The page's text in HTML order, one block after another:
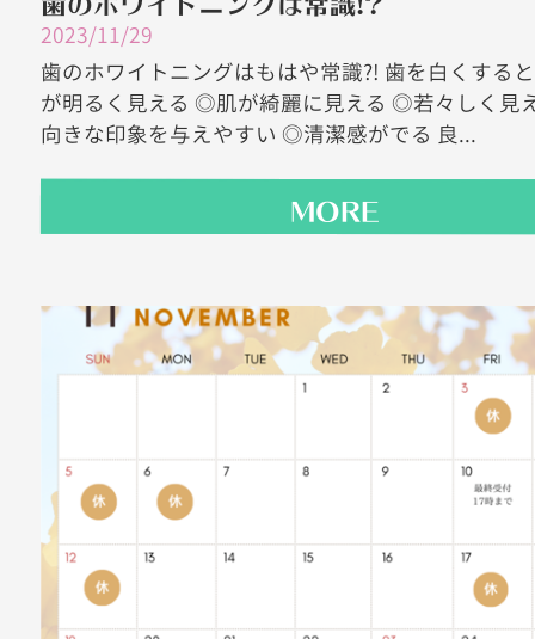
2023/11/29
歯のホワイトニングはもはや常識?! 歯を白くす
が明るく見える ◎肌が綺麗に見える ◎若々しく見
向きな印象を与えやすい ◎清潔感がでる 良...
MORE